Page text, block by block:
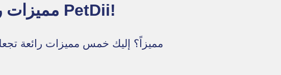
5 مميزات رئيسية لعارض قصص تيك توك من PetDii!